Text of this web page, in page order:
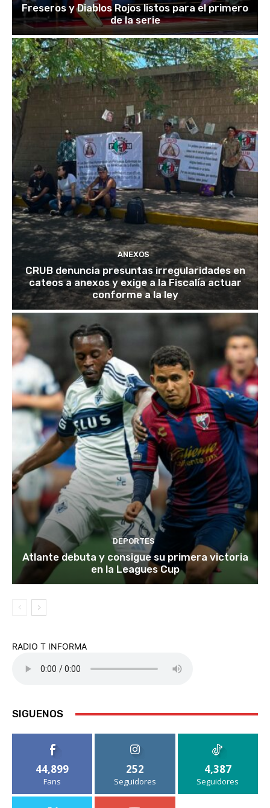
Freseros y Diablos Rojos listos para el primero
de la serie
ANEXOS
CRUB denuncia presuntas irregularidades en
cateos a anexos y exige a la Fiscalía actuar
conforme a la ley
DEPORTES
Atlante debuta y consigue su primera victoria
en la Leagues Cup
RADIO T INFORMA
SIGUENOS
44,899
Fans
252
Seguidores
4,387
Seguidores